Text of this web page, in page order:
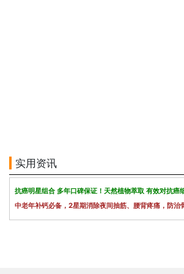
实用资讯
抗癌明星组合 多年口碑保证！天然植物萃取 有效对抗癌
中老年补钙必备，2星期消除夜间抽筋、腰背疼痛，防治